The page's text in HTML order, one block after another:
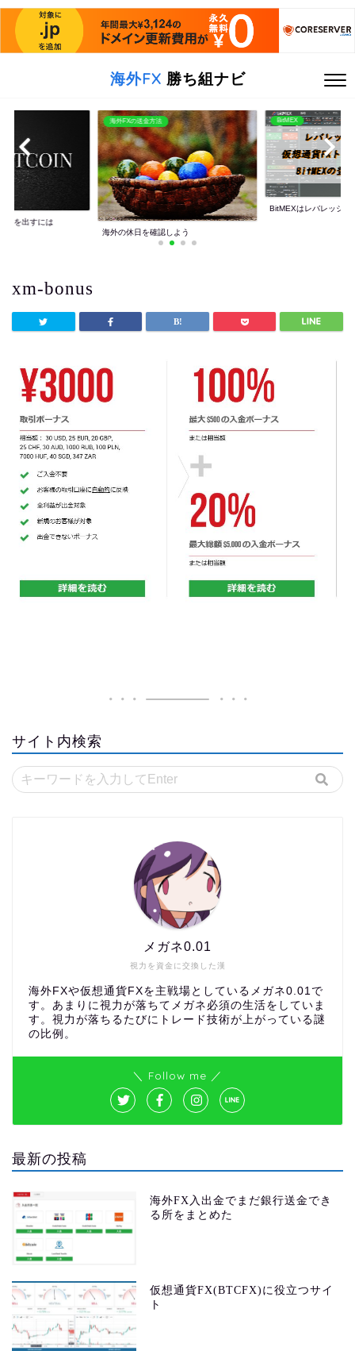
海外FX 勝ち組ナビ
益を出すには
海外FXの送金方法
海外の休日を確認しよう
BitMEX
BitMEXはレバレッジ
xm-bonus
サイト内検索
視力を資金に交換した漢
メガネ0.01
海外FXや仮想通貨FXを主戦場としているメガネ0.01で
す。あまりに視力が落ちてメガネ必須の生活をしていま
す。視力が落ちるたびにトレード技術が上がっている謎
の比例。
＼ Follow me ／
最新の投稿
海外FX入出金でまだ銀行送金でき
る所をまとめた
仮想通貨FX(BTCFX)に役立つサイ
ト